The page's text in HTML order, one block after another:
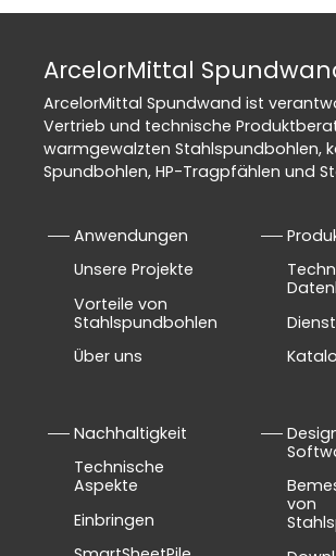
ArcelorMittal
ArcelorMittal Spundwand ist
Vertrieb und technische
warmgewalzten Stahlspundbohlen,
Spundbohlen, HP-Tragpfählen und
Anwendungen
Unsere Projekte
Vorteile von
Stahlspundbohlen
Über uns
Nachhaltigkeit
Technische
Aspekte
Einbringen
von